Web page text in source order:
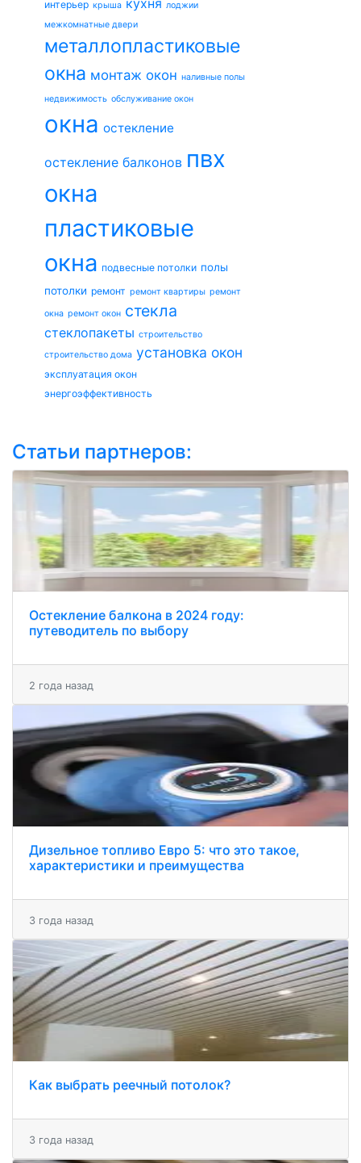
интерьер крыша
лоджии
межкомнатные двери
металлопластиковые
окна монтаж окон наливные полы
недвижимость обслуживание окон
окна остекление
остекление балконов пвх
окна
пластиковые
окна подвесные потолки полы
потолки ремонт ремонт квартиры ремонт
окна ремонт окон стекла
стеклопакеты строительство
строительство дома установка окон
эксплуатация окон
энергоэффективность
Статьи партнеров:
Остекление балкона в 2024 году:
путеводитель по выбору
2 года назад
Дизельное топливо Евро 5: что это такое,
характеристики и преимущества
3 года назад
Как выбрать реечный потолок?
3 года назад